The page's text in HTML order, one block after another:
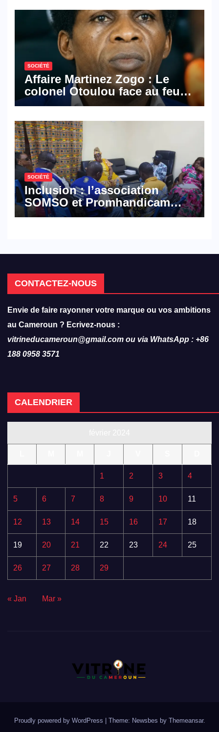
SOCIÉTÉ
Affaire Martinez Zogo : Le
colonel Otoulou face au feu
croisé des avocats de la
SOCIÉTÉ
Inclusion : l’association
SOMSO et Promhandicam
militent en faveur d’une
CONTACTEZ-NOUS
Envie de faire rayonner votre marque ou vos ambitions
au Cameroun ? Ecrivez-nous :
vitrineducameroun@gmail.com ou via WhatsApp : +86
188 0958 3571
CALENDRIER
1 2 3 4
5 6 7 8 9 10 11
12 13 14 15 16 17 18
19 20 21 22 23 24 25
26 27 28 29
« Jan Mar »
Proudly powered by WordPress Theme: Newsbes by Themeansar.